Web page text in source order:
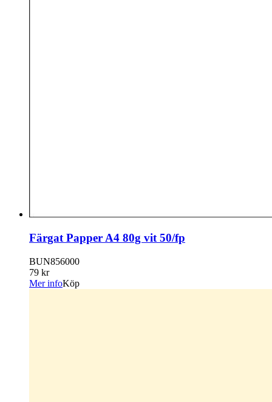
Färgat Papper A4 80g vit 50/fp
BUN856000
79 kr
Mer infoKöp